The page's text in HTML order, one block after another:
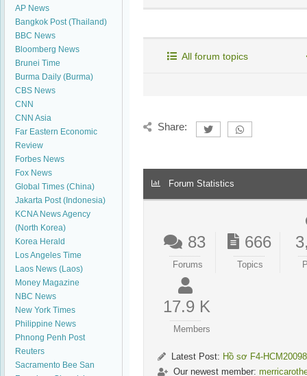
AP News
Bangkok Post (Thailand)
BBC News
Bloomberg News
Brunei Time
Burma Daily (Burma)
CBS News
CNN
CNN Asia
Far Eastern Economic
Review
Forbes News
Fox News
Global Times (China)
Jakarta Post (Indonesia)
KCNA News Agency
(North Korea)
Korea Herald
Los Angeles Time
Laos News (Laos)
Money Magazine
NBC News
New York Times
Philippine News
Phnong Penh Post
Reuters
Sacramento Bee San
All forum topics
Share:
Forum Statistics
83
Forums
666
Topics
17.9 K
Members
Latest Post: Hồ sơ F4-
Our newest member: